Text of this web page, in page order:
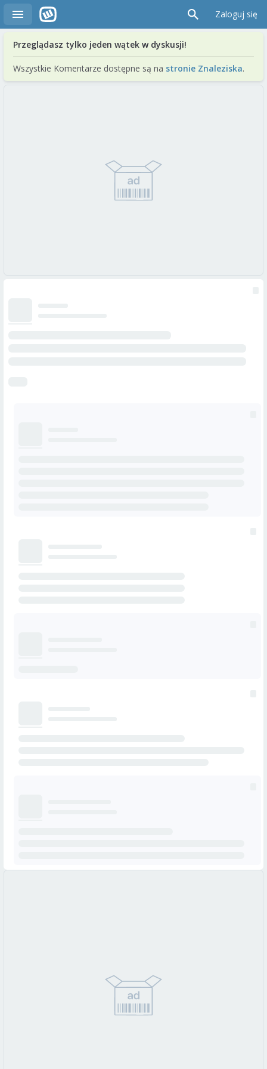
Zaloguj się
Przeglądasz tylko jeden wątek w dyskusji!
Wszystkie Komentarze dostępne są na stronie Znaleziska.